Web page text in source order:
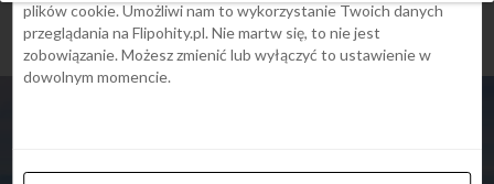
plików cookie. Umożliwi nam to wykorzystanie Twoich danych
przeglądania na Flipohity.pl. Nie martw się, to nie jest
zobowiązanie. Możesz zmienić lub wyłączyć to ustawienie w
dowolnym momencie.